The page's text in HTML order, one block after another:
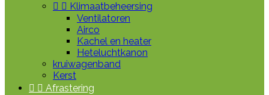
  Klimaatbeheersing
Ventilatoren
Airco
Kachel en heater
Heteluchtkanon
kruiwagenband
Kerst
  Afrastering